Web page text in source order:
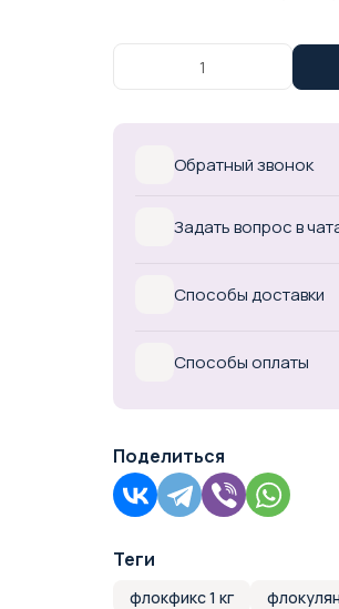
Обратный звонок
Задать вопрос в
Способы доставки
Способы оплаты
Поделиться
Теги
флокфикс 1 кг